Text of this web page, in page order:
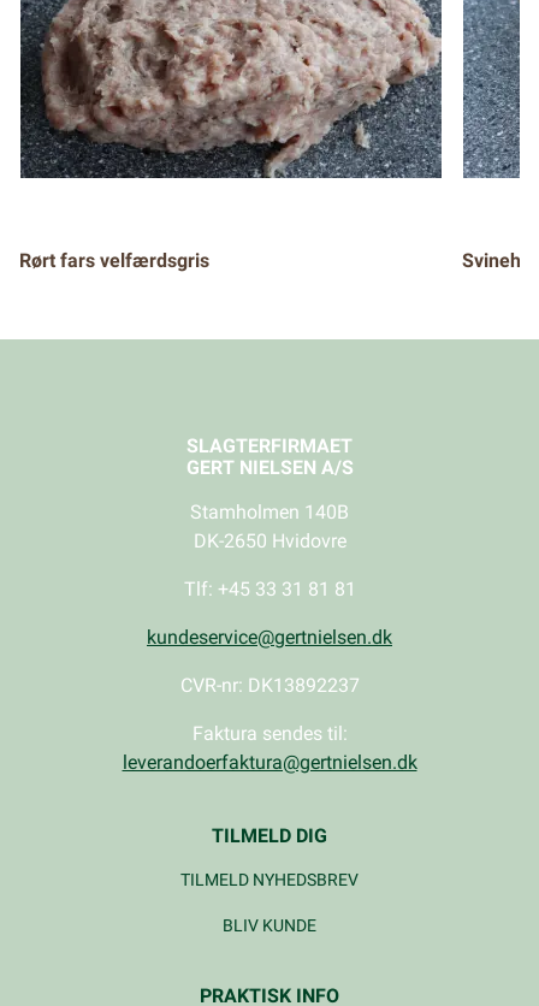
Rørt fars velfærdsgris
SLAGTERFIRMAET
GERT NIELSEN A/S
Stamholmen 140B
DK-2650 Hvidovre
Tlf: +45 33 31 81 81
kundeservice@gertnielsen.dk
CVR-nr: DK13892237
Faktura sendes til:
leverandoerfaktura@gertnielsen.dk
TILMELD DIG
TILMELD NYHEDSBREV
BLIV KUNDE
PRAKTISK INFO